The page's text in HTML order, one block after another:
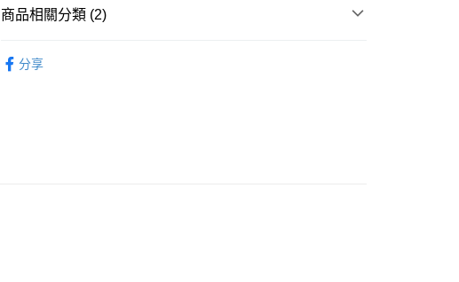
商品相關分類 (2)
分享